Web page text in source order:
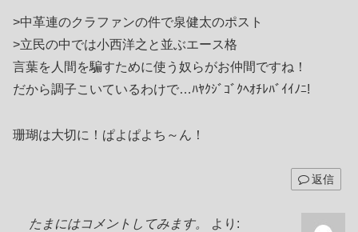
>中革連のクラファンの件で泉健太のポスト
>立民の中では小西洋之と並ぶエース格
言葉を人間を騙すために使う奴らがお仲間ですね！
だから調子こいているわけで…ﾊﾔｸｼﾞｺﾞｸﾍｵﾁﾚﾊﾞｲｲﾉﾆ!
珊瑚は大切に！ぱよぱよち～ん！
返信
たまにはコメントしてみます。 より: